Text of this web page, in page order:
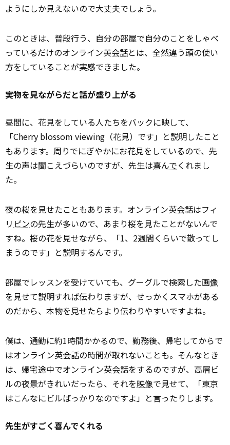
ようにしか見えないので大丈夫でしょう。
このときは、普段行う、自分の部屋で自分のことをしゃべ
っているだけのオンライン英会話とは、全然違う頭の使い
方をしていることが実感できました。
実物を見ながらだと話が盛り上がる
昼間に、花見をしている人たちをバックに映して、
「Cherry blossom viewing（花見）です」と説明したこと
もあります。周りでにぎやかにお花見をしているので、先
生の声は聞こえづらいのですが、先生は喜んでくれまし
た。
夜の桜を見せたこともあります。オンライン英会話はフィ
リ ピンの先生が多いので、あまり桜を見たことがないんで
すね。桜の花を見せながら、「1、2週間くらいで散ってし
まうのです」と説明するんです。
部屋でレッスンを受けていても、グーグルで検索した画像
を見せて説明すれば伝わりますが、せっかくスマホがある
のだから、本物を見せたらより伝わりやすいですよね。
僕は、通勤に約1時間かかるので、勤務後、帰宅してからで
はオンライン英会話の時間が取れないことも。そんなとき
は、帰宅途中でオンライン英会話をするのですが、高層ビ
ルの夜景がきれいだったら、それを映像で見せて、「東京
はこんなにビルばっかりなのですよ」と言ったりします。
先生がすごく喜んでくれる